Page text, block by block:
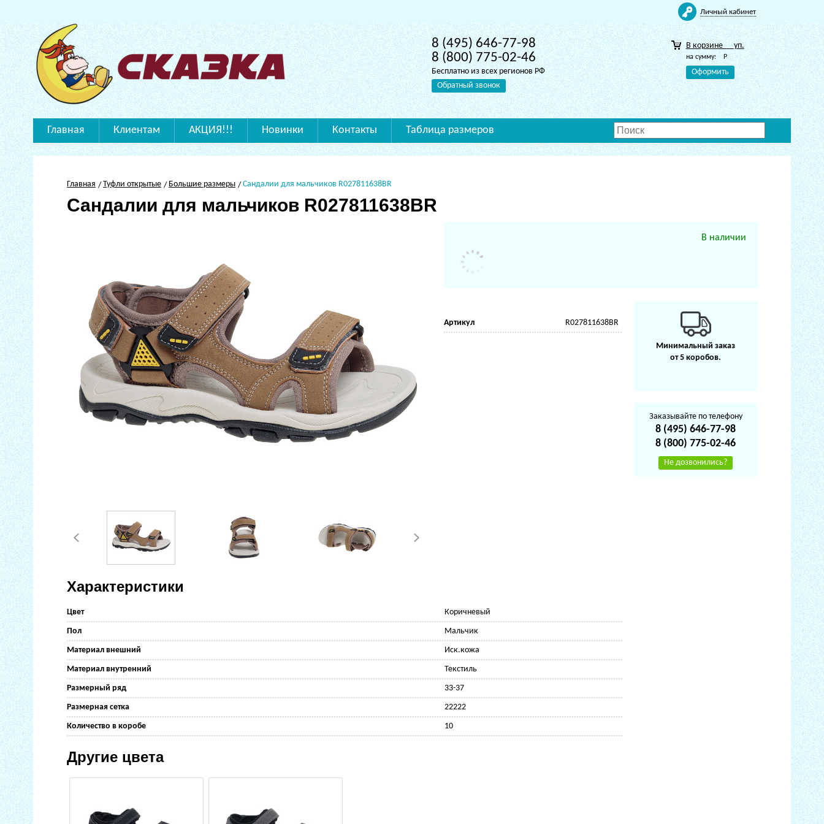
Личный кабинет
8 (495) 646-77-98
8 (800) 775-02-46
Бесплатно из всех регионов РФ
Обратный звонок
В корзине уп.
на сумму: Р
Оформить
Главная Клиентам АКЦИЯ!!! Новинки Контакты Таблица размеров
Главная Туфли открытые Большие размеры Сандалии для мальчиков R027811638BR
Сандалии для мальчиков R027811638BR
В наличии
Артикул R027811638BR
Характеристики
Цвет Коричневый
Пол Мальчик
Материал внешний Иск.кожа
Материал внутренний Текстиль
Размерный ряд 33-37
Размерная сетка 22222
Количество в коробе 10
Другие цвета
Минимальный заказ
от 5 коробов.
Заказывайте по телефону
8 (495) 646-77-98
8 (800) 775-02-46
Не дозвонились?